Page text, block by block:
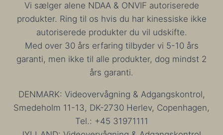
Vi sælger alene NDAA & ONVIF autoriserede
produkter. Ring til os hvis du har kinessiske ikke
autoriserede produkter du vil udskifte.
Med over 30 års erfaring tilbyder vi 5-10 års
garanti, men ikke til alle produkter, dog mindst 2
års garanti.
DENMARK: Videovervågning & Adgangskontrol,
Smedeholm 11-13, DK-2730 Herlev, Copenhagen,
Tel.: +45 31971111